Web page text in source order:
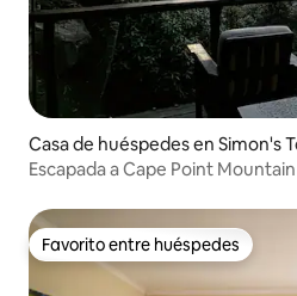
Casa de huéspedes en Simon's
Escapada a Cape Point
Favorito entre huéspedes
Favorito entre huéspedes